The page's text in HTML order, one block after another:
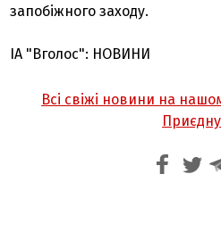
запобіжного заходу.
ІА "Вголос": НОВИНИ
Всі свіжі новини на